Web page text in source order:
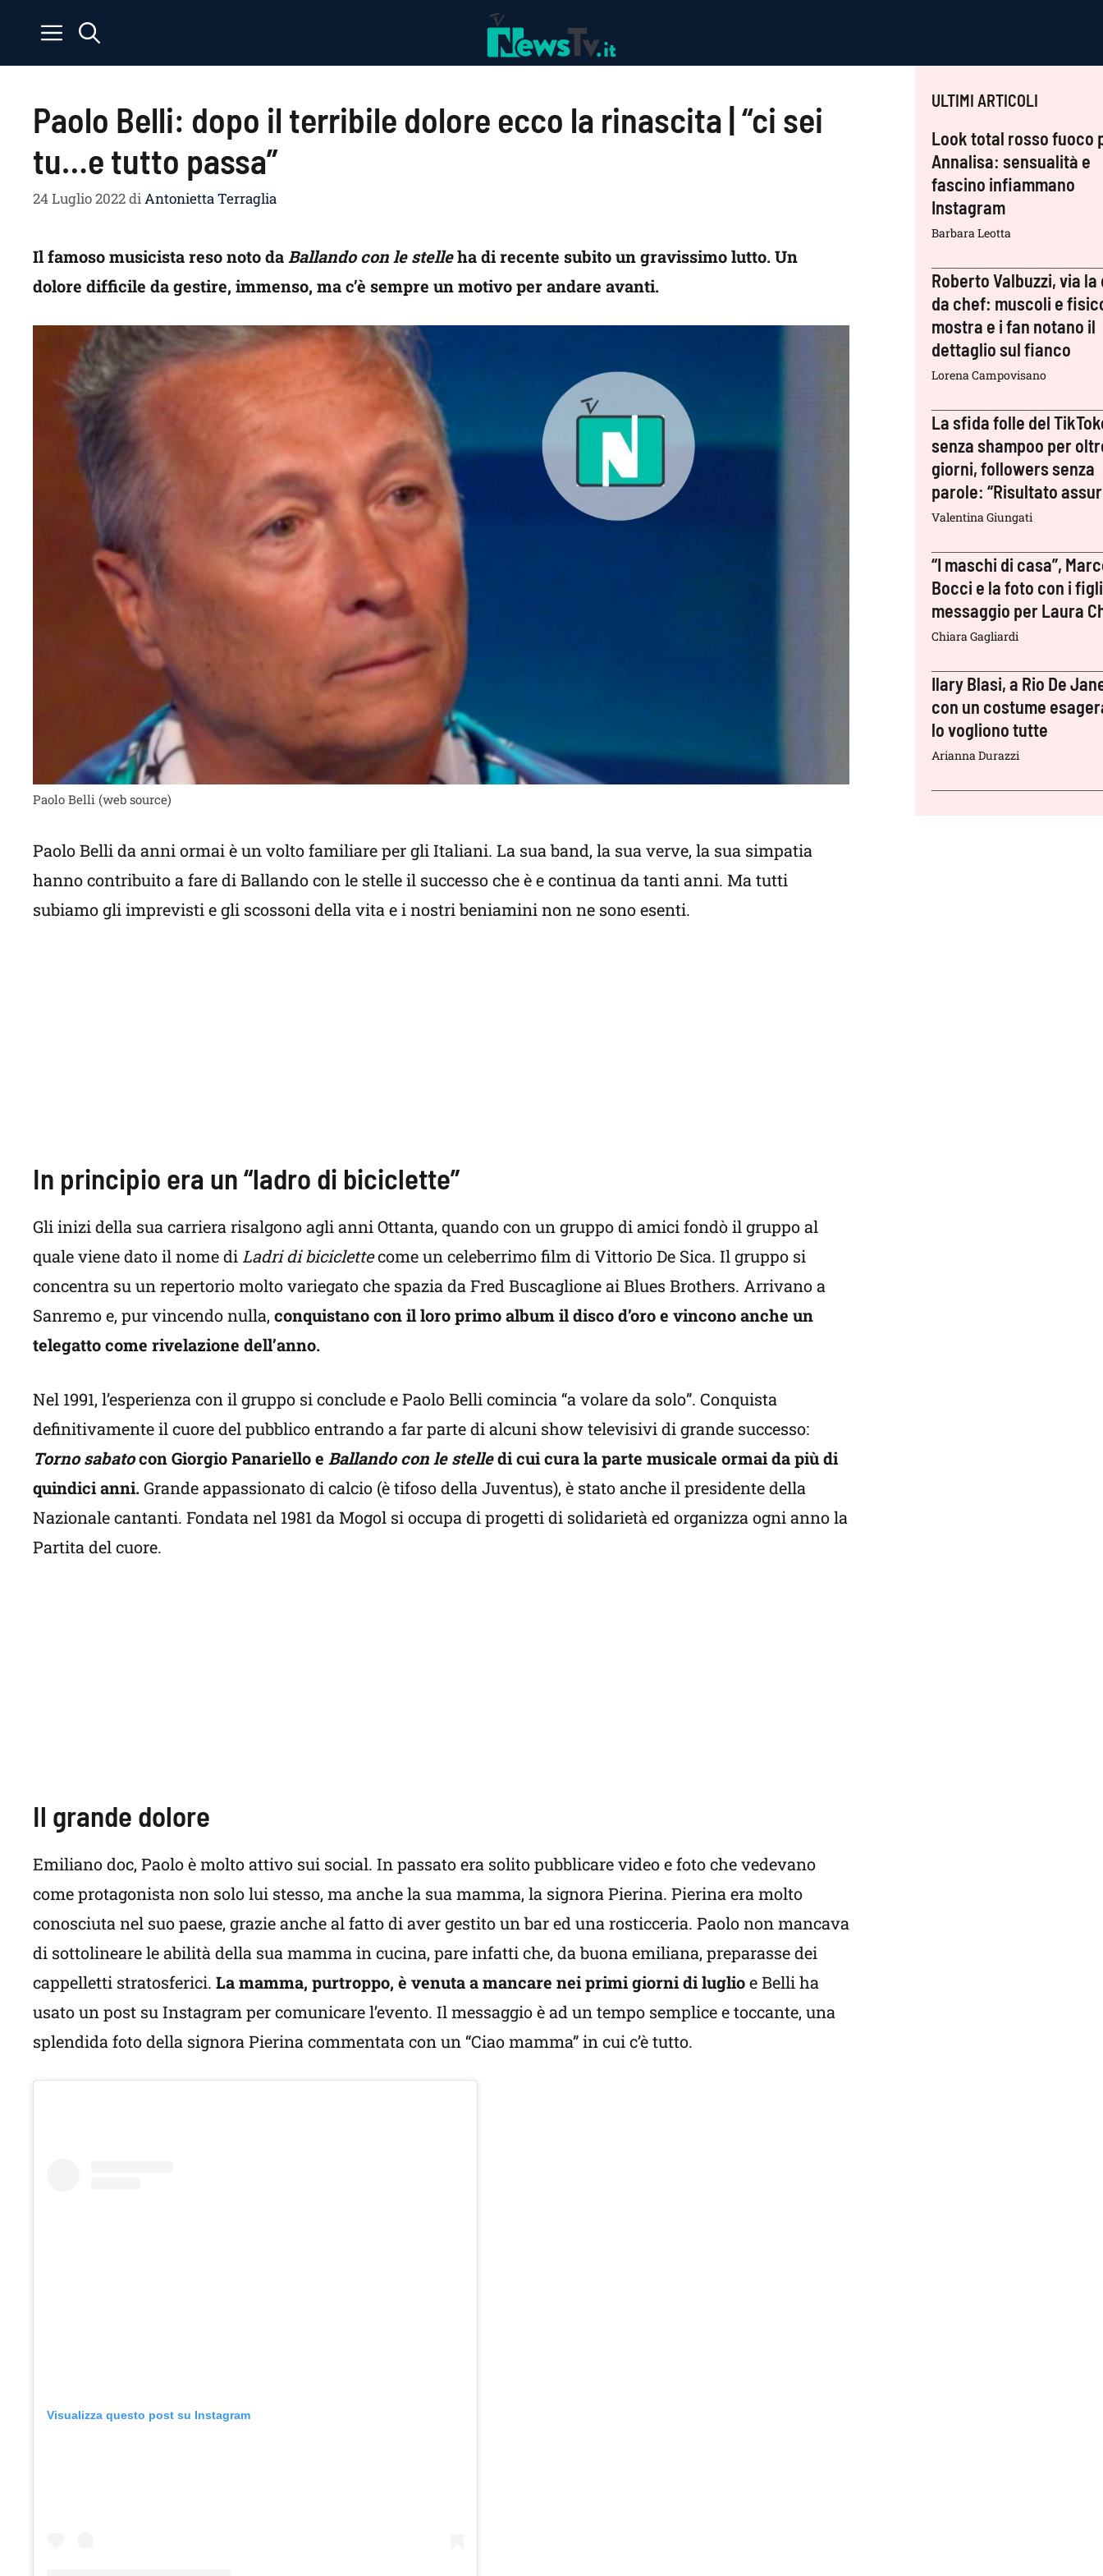
contenuto
Paolo Belli: dopo il terribile dolore ecco la rinascita | “ci sei
tu…e tutto passa”
24 Luglio 2022di Antonietta Terraglia
Il famoso musicista reso noto da Ballando con le stelleha di recente subito un gravissimo lutto. Un
dolore difficile da gestire, immenso, ma c’è sempre un motivo per andare avanti.
Paolo Belli (web source)
Paolo Belli da anni ormai è un volto familiare per gli Italiani. La sua band, la sua verve, la sua simpatia
hanno contribuito a fare di Ballando con le stelle il successo che è e continua da tanti anni. Ma tutti
subiamo gli imprevisti e gli scossoni della vita e i nostri beniamini non ne sono esenti.
In principio era un “ladro di biciclette”
Gli inizi della sua carriera risalgono agli anni Ottanta, quando con un gruppo di amici fondò il gruppo al
quale viene dato il nome di Ladri di biciclettecome un celeberrimo film di Vittorio De Sica. Il gruppo si
concentra su un repertorio molto variegato che spazia da Fred Buscaglione ai Blues Brothers. Arrivano a
Sanremo e, pur vincendo nulla, conquistano con il loro primo album il disco d’oro e vincono anche un
telegatto come rivelazione dell’anno.
Nel 1991, l’esperienza con il gruppo si conclude e Paolo Belli comincia “a volare da solo”. Conquista
definitivamente il cuore del pubblico entrando a far parte di alcuni show televisivi di grande successo:
Torno sabatocon Giorgio Panariello e Ballando con le stelledi cui cura la parte musicale ormai da più di
quindici anni.Grande appassionato di calcio (è tifoso della Juventus), è stato anche il presidente della
Nazionale cantanti. Fondata nel 1981 da Mogol si occupa di progetti di solidarietà ed organizza ogni anno la
Partita del cuore.
Il grande dolore
Emiliano doc, Paolo è molto attivo sui social. In passato era solito pubblicare video e foto che vedevano
come protagonista non solo lui stesso, ma anche la sua mamma, la signora Pierina. Pierina era molto
conosciuta nel suo paese, grazie anche al fatto di aver gestito un bar ed una rosticceria. Paolo non mancava
di sottolineare le abilità della sua mamma in cucina, pare infatti che, da buona emiliana, preparasse dei
cappelletti stratosferici. La mamma, purtroppo, è venuta a mancare nei primi giorni di luglioe Belli ha
usato un post su Instagram per comunicare l’evento. Il messaggio è ad un tempo semplice e toccante, una
splendida foto della signora Pierina commentata con un “Ciao mamma” in cui c’è tutto.
Visualizza questo post su Instagram
ULTIMI ARTICOLI
Look total rosso fuoco
Annalisa: sensualità e
fascino infiammano
Instagram
Barbara Leotta
Roberto Valbuzzi, via
da chef: muscoli e
mostra e i fan notano il
dettaglio sul fianco
Lorena Campovisano
La sfida folle del
senza shampoo per
giorni, followers senza
parole: “Risultato
Valentina Giungati
“I maschi di casa”,
Bocci e la foto con i
messaggio per Laura
Chiara Gagliardi
Ilary Blasi, a Rio De
con un costume
lo vogliono tutte
Arianna Durazzi